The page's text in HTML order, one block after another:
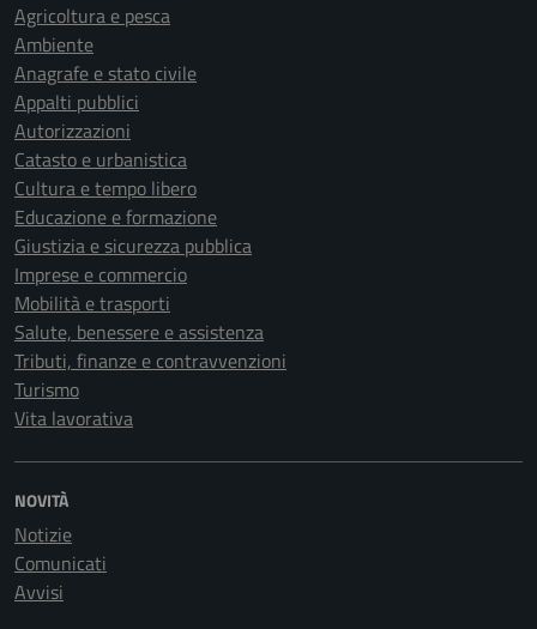
Agricoltura e pesca
Ambiente
Anagrafe e stato civile
Appalti pubblici
Autorizzazioni
Catasto e urbanistica
Cultura e tempo libero
Educazione e formazione
Giustizia e sicurezza pubblica
Imprese e commercio
Mobilità e trasporti
Salute, benessere e assistenza
Tributi, finanze e contravvenzioni
Turismo
Vita lavorativa
NOVITÀ
Notizie
Comunicati
Avvisi